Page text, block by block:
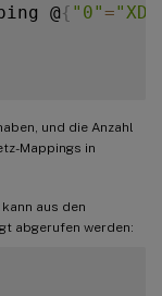
@{ "0"=
und die Anzahl
Mappings in
aus den
abgerufen werden: